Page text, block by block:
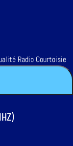
Radio Courtoisie